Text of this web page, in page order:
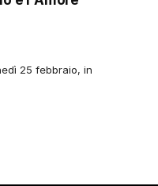
25 febbraio, in